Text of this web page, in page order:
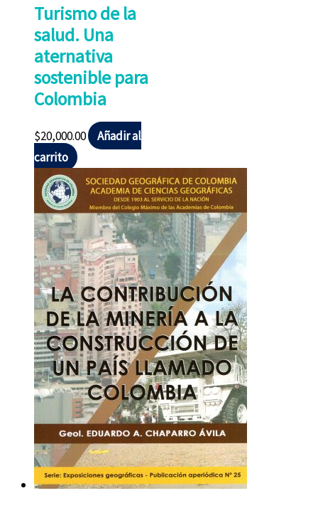
Turismo de la
salud. Una
aternativa
sostenible para
Colombia
$20,000.00
Añadir al
carrito